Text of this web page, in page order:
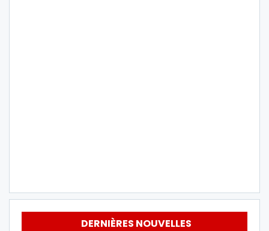
DERNIÈRES NOUVELLES